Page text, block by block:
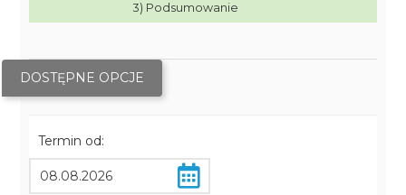
3) Podsumowanie
DOSTĘPNE OPCJE
Termin od: